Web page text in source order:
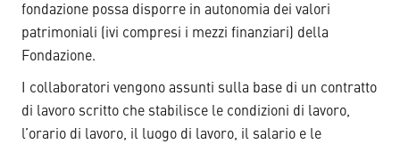
fondazione possa disporre in autonomia dei valori
patrimoniali (ivi compresi i mezzi finanziari) della
Fondazione.
I collaboratori vengono assunti sulla base di un contratto
di lavoro scritto che stabilisce le condizioni di lavoro,
l’orario di lavoro, il luogo di lavoro, il salario e le